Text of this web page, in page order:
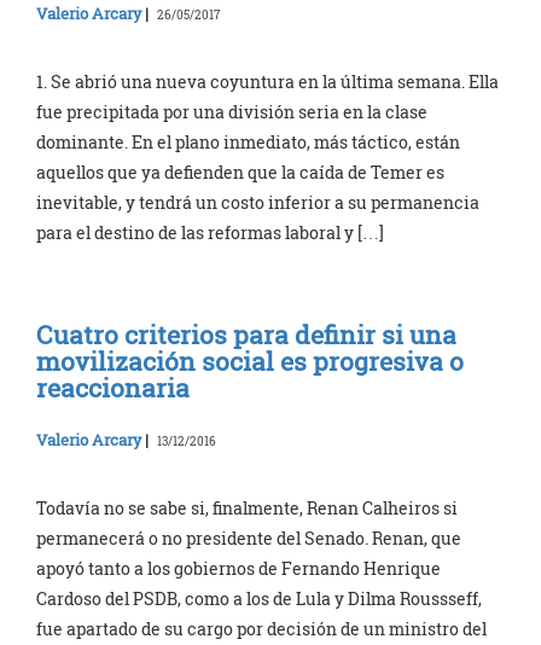
Valerio Arcary| 26/05/2017
1. Se abrió una nueva coyuntura en la última semana. Ella
fue precipitada por una división seria en la clase
dominante. En el plano inmediato, más táctico, están
aquellos que ya defienden que la caída de Temer es
inevitable, y tendrá un costo inferior a su permanencia
para el destino de las reformas laboral y […]
Cuatro criterios para definir si una
movilización social es progresiva o
reaccionaria
Valerio Arcary| 13/12/2016
Todavía no se sabe si, finalmente, Renan Calheiros si
permanecerá o no presidente del Senado. Renan, que
apoyó tanto a los gobiernos de Fernando Henrique
Cardoso del PSDB, como a los de Lula y Dilma Roussseff,
fue apartado de su cargo por decisión de un ministro del